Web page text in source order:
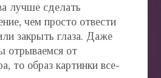
лучше сделать
чем просто отвести
закрыть глаза. Даже
отрываемся от
то образ картинки все-